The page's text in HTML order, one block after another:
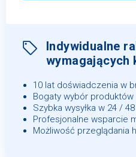
Indywidualne
wymagających
10 lat doświadczenia w
Bogaty wybór produktów
Szybka wysyłka w 24 / 48
Profesjonalne wsparcie
Możliwość przeglądania